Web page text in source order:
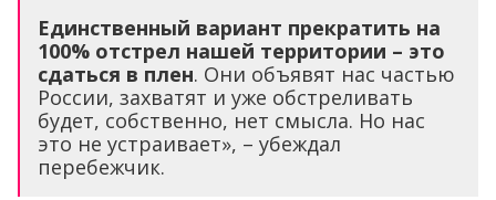
Единственный вариант прекратить на
100% отстрел нашей территории – это
сдаться в плен. Они объявят нас частью
России, захватят и уже обстреливать
будет, собственно, нет смысла. Но нас
это не устраивает», – убеждал
перебежчик.